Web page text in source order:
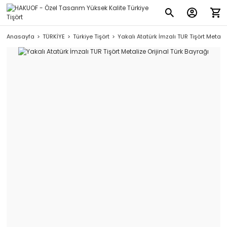
Anasayfa TÜRKİYE Türkiye Tişört Yakalı Atatürk İmzalı TUR Tişört